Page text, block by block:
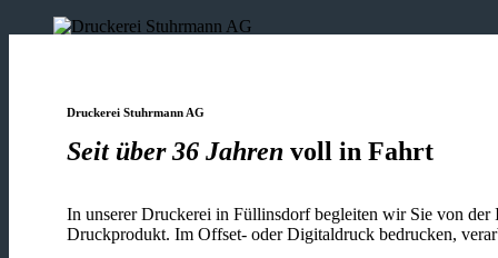
Druckerei Stuhrmann AG
Seit über 36 Jahren voll in Fahrt
In unserer Druckerei in Füllinsdorf begleiten wir Sie von der
Druckprodukt. Im Offset- oder Digitaldruck bedrucken,